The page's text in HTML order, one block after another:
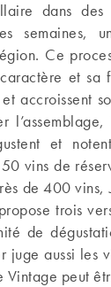
dans
semaines,
Ce
et sa
et accroissent
et
vins de
de 400 vins,
trois
de
juge aussi les
Vintage peut